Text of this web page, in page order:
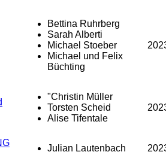
Bettina Ruhrberg
Sarah Alberti
Michael Stoeber
Michael und Felix
Büchting
"Christin Müller
Torsten Scheid
Alise Tifentale
Julian Lautenbach